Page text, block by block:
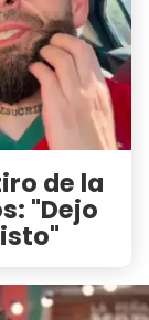
de la
"Dejo